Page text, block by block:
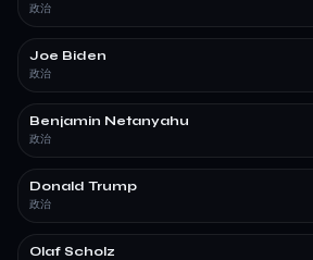
政治
Joe Biden
政治
Benjamin Netanyahu
政治
Donald Trump
政治
Olaf Scholz